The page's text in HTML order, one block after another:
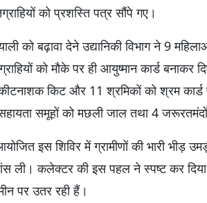
को प्रशस्ति पत्र सौंपे गए।
को बढ़ावा देने उद्यानिकी विभाग ने 9
को मौके पर ही आयुष्मान कार्ड
किट और 11 श्रमिकों को श्रम कार्ड
समूहों को मछली जाल तथा 4 जरूरतमंदों
इस शिविर में ग्रामीणों की भारी भीड़
ली। कलेक्टर की इस पहल ने स्पष्ट कर
पर उतर रही हैं।